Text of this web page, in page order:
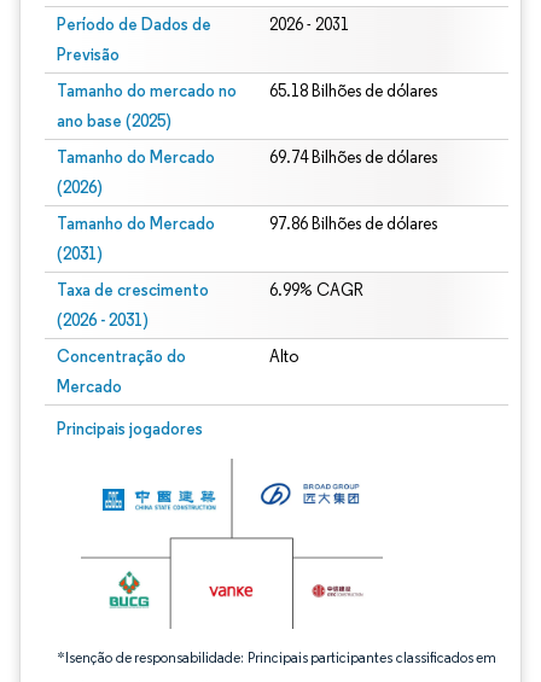
Período de Dados de
Previsão
2026 - 2031
Tamanho do mercado no
ano base (2025)
65.18 Bilhões de dólares
Tamanho do Mercado
(2026)
69.74 Bilhões de dólares
Tamanho do Mercado
(2031)
97.86 Bilhões de dólares
Taxa de crescimento
(2026 - 2031)
6.99% CAGR
Concentração do
Mercado
Alto
Principais jogadores
*Isenção de responsabilidade: Principais participantes classificados em
Imagem © Mordor Intelligence. O reuso requer atribuição conforme CC BY 4.0.